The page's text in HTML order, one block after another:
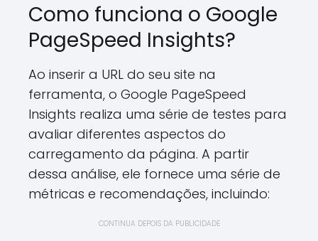
Como funciona o Google
PageSpeed Insights?
Ao inserir a URL do seu site na
ferramenta, o Google PageSpeed
Insights realiza uma série de testes para
avaliar diferentes aspectos do
carregamento da página. A partir
dessa análise, ele fornece uma série de
métricas e recomendações, incluindo:
CONTINUA DEPOIS DA PUBLICIDADE